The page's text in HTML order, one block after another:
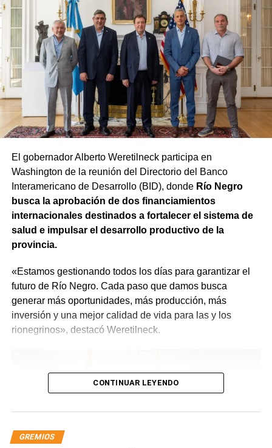
caso de ser aprobado y promulgado, el Poder
Ejecutivo dispondrá de 60 días para dictar el decreto
reglamentario que establecerá los detalles del
proceso.
La funcionaria sostuvo además que la iniciativa no solo
representa una solución para los agentes que se
encuentren en condiciones de acceder a la estabilidad,
sino que también busca garantizar que el procedimiento
se desarrolle con responsabilidad. «Tenemos que dar
hecho con absoluta responsabilidad y con la visión de
que quienes estén trabajando en el Estado sean los
mejores», expresó.
El gobernador Alberto Weretilneck participa en
Washington de la reunión del Directorio del Banco
Interamericano de Desarrollo (BID), donde Río Negro
busca la aprobación de dos financiamientos
internacionales destinados a fortalecer el sistema de
salud e impulsar el desarrollo productivo de la
provincia.
«Estamos gestionando todos los días para garantizar el
futuro de Río Negro. Cada paso que damos busca
generar más oportunidades, más producción, más
inversión y una mejor calidad de vida para las y los
rionegrinos», destacó Weretilneck.
CONTINUAR LEYENDO
GREMIOS